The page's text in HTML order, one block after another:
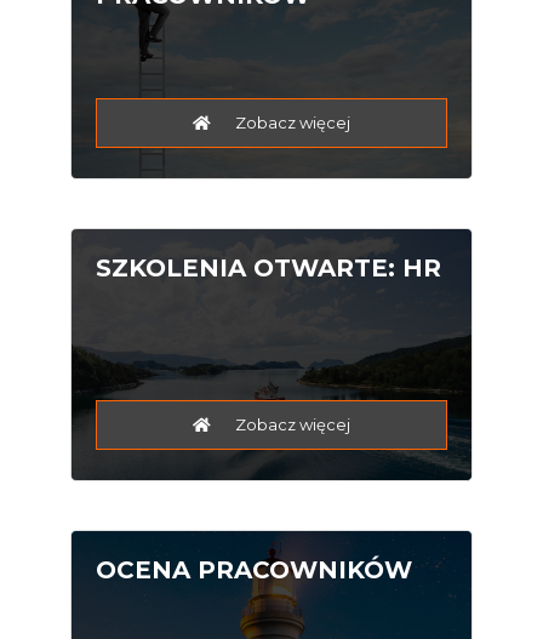
Zobacz więcej
SZKOLENIA OTWARTE: HR
Zobacz więcej
OCENA PRACOWNIKÓW